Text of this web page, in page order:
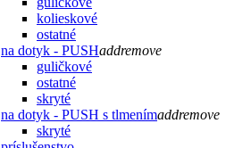
kolieskové
ostatné
na dotyk - PUSHaddremove
guličkové
ostatné
skryté
na dotyk - PUSH s tlmenímaddremove
skryté